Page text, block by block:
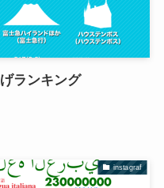
ランキング
instagraf